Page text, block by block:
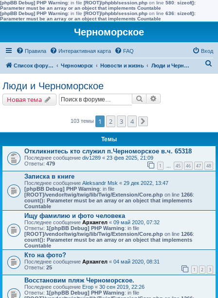
[phpBB Debug] PHP Warning: in file [ROOT]/phpbb/session.php on line 580: sizeof():
Parameter must be an array or an object that implements Countable
[phpBB Debug] PHP Warning: in file [ROOT]/phpbb/session.php on line 636: sizeof():
Parameter must be an array or an object that implements Countable
Черноморское
Правила Интерактивная карта FAQ Вход
Список форумов Черноморск Новости и жизнь Люди и Черноморское
Люди и Черноморское
Новая тема Поиск
103 темы 1 2 3 4
Темы
Откликнитесь кто служил п.Черноморское в.ч. 65318
Последнее сообщение div1289 « 23 фев 2025, 21:09
Ответы: 479 1 … 45 46 47 48
Записка в книге
Последнее сообщение Aleksandr Msk « 29 дек 2022, 13:47
[phpBB Debug] PHP Warning: in file
[ROOT]/vendor/twig/twig/lib/Twig/Extension/Core.php on line 1266:
count(): Parameter must be an array or an object that implements
Countable
Ищу фамилию и фото человека
Последнее сообщение Архангел « 09 май 2020, 07:32
Ответы: 1[phpBB Debug] PHP Warning: in file
[ROOT]/vendor/twig/twig/lib/Twig/Extension/Core.php on line 1266:
count(): Parameter must be an array or an object that implements
Countable
Кто на фото?
Последнее сообщение Архангел « 04 май 2020, 08:31
Ответы: 25 1 2 3
Восстановим пляж Черноморское.
Последнее сообщение Егор « 30 сен 2019, 22:26
Ответы: 1[phpBB Debug] PHP Warning: in file